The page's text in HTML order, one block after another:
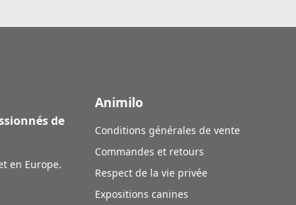
de
en Europe.
Animilo
Conditions générales de vente
Commandes et retours
Respect de la vie privée
Expositions canines